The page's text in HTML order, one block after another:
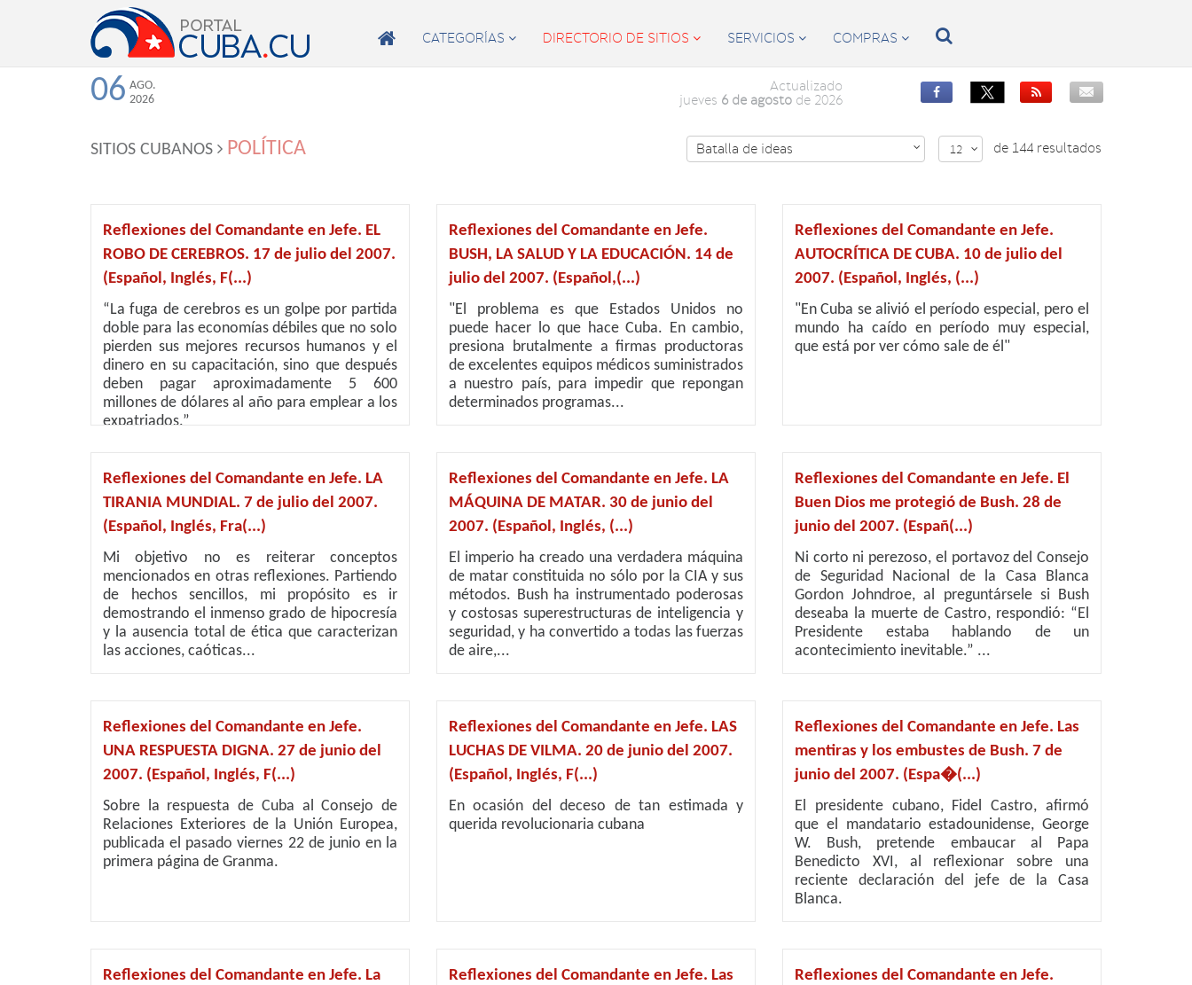
 CATEGORÍAS  DIRECTORIO DE SITIOS  SERVICIOS  COMPRAS  
06 AGO.
2026
Actualizado
jueves 6 de agostode 2026


SITIOS CUBANOS POLÍTICA Batalla de ideas  12  de 144 resultados
Reflexiones del Comandante en Jefe. EL
ROBO DE CEREBROS. 17 de julio del 2007.
(Español, Inglés, F(...)
“La fuga de cerebros es un golpe por partida
doble para las economías débiles que no solo
pierden sus mejores recursos humanos y el
dinero en su capacitación, sino que después
deben pagar aproximadamente 5 600
millones de dólares al año para emplear a los
expatriados.”
Reflexiones del Comandante en Jefe.
BUSH, LA SALUD Y LA EDUCACIÓN. 14 de
julio del 2007. (Español,(...)
"El problema es que Estados Unidos no
puede hacer lo que hace Cuba. En cambio,
presiona brutalmente a firmas productoras
de excelentes equipos médicos suministrados
a nuestro país, para impedir que repongan
determinados programas...
Reflexiones del Comandante en Jefe.
AUTOCRÍTICA DE CUBA. 10 de julio del
2007. (Español, Inglés, (...)
"En Cuba se alivió el período especial, pero el
mundo ha caído en período muy especial,
que está por ver cómo sale de él"
Reflexiones del Comandante en Jefe. LA
TIRANIA MUNDIAL. 7 de julio del 2007.
(Español, Inglés, Fra(...)
Mi objetivo no es reiterar conceptos
mencionados en otras reflexiones. Partiendo
de hechos sencillos, mi propósito es ir
demostrando el inmenso grado de hipocresía
y la ausencia total de ética que caracterizan
las acciones, caóticas...
Reflexiones del Comandante en Jefe. LA
MÁQUINA DE MATAR. 30 de junio del
2007. (Español, Inglés, (...)
El imperio ha creado una verdadera máquina
de matar constituida no sólo por la CIA y sus
métodos. Bush ha instrumentado poderosas
y costosas superestructuras de inteligencia y
seguridad, y ha convertido a todas las fuerzas
de aire,...
Reflexiones del Comandante en Jefe. El
Buen Dios me protegió de Bush. 28 de
junio del 2007. (Españ(...)
Ni corto ni perezoso, el portavoz del Consejo
de Seguridad Nacional de la Casa Blanca
Gordon Johndroe, al preguntársele si Bush
deseaba la muerte de Castro, respondió: “El
Presidente estaba hablando de un
acontecimiento inevitable.” ...
Reflexiones del Comandante en Jefe.
UNA RESPUESTA DIGNA. 27 de junio del
2007. (Español, Inglés, F(...)
Sobre la respuesta de Cuba al Consejo de
Relaciones Exteriores de la Unión Europea,
publicada el pasado viernes 22 de junio en la
primera página de Granma.
Reflexiones del Comandante en Jefe. LAS
LUCHAS DE VILMA. 20 de junio del 2007.
(Español, Inglés, F(...)
En ocasión del deceso de tan estimada y
querida revolucionaria cubana
Reflexiones del Comandante en Jefe. Las
mentiras y los embustes de Bush. 7 de
junio del 2007. (Espa�(...)
El presidente cubano, Fidel Castro, afirmó
que el mandatario estadounidense, George
W. Bush, pretende embaucar al Papa
Benedicto XVI, al reflexionar sobre una
reciente declaración del jefe de la Casa
Blanca.
Reflexiones del Comandante en Jefe. La
Reflexiones del Comandante en Jefe. Las
Reflexiones del Comandante en Jefe.